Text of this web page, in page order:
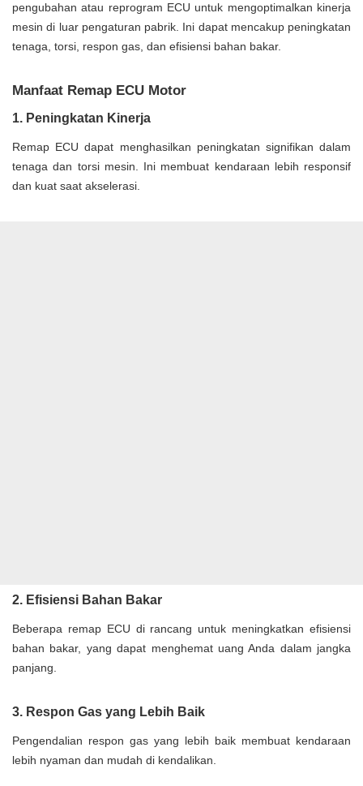
pengubahan atau reprogram ECU untuk mengoptimalkan kinerja
mesin di luar pengaturan pabrik. Ini dapat mencakup peningkatan
tenaga, torsi, respon gas, dan efisiensi bahan bakar.
Manfaat Remap ECU Motor
1. Peningkatan Kinerja
Remap ECU dapat menghasilkan peningkatan signifikan dalam
tenaga dan torsi mesin. Ini membuat kendaraan lebih responsif
dan kuat saat akselerasi.
2. Efisiensi Bahan Bakar
Beberapa remap ECU di rancang untuk meningkatkan efisiensi
bahan bakar, yang dapat menghemat uang Anda dalam jangka
panjang.
3. Respon Gas yang Lebih Baik
Pengendalian respon gas yang lebih baik membuat kendaraan
lebih nyaman dan mudah di kendalikan.